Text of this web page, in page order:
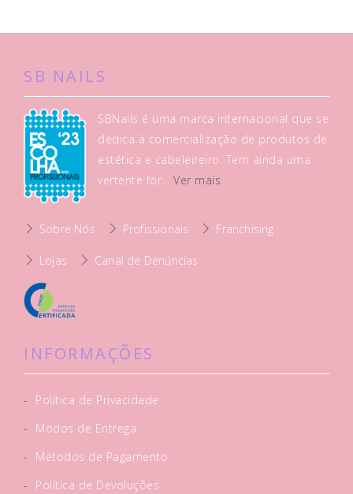
SB NAILS
SBNails é uma marca internacional que se
dedica à comercialização de produtos de
estética e cabeleireiro. Tem ainda uma
vertente for...Ver mais
Sobre Nós Profissionais Franchising
Lojas Canal de Denúncias
INFORMAÇÕES
-
Política de Privacidade
-
Modos de Entrega
-
Métodos de Pagamento
-
Política de Devoluções